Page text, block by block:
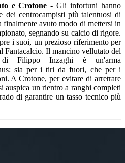
e Crotone - Gli infortuni hanno
dei centrocampisti più talentuosi di
finalmente avuto modo di mettersi in
segnando su calcio di rigore.
i suoi, un prezioso riferimento per
Fantacalcio. Il mancino vellutato del
di Filippo Inzaghi è un'arma
sia per i tiri da fuori, che per i
A Crotone, per evitare di arretrare
auspica un rientro a ranghi completi
di garantire un tasso tecnico più